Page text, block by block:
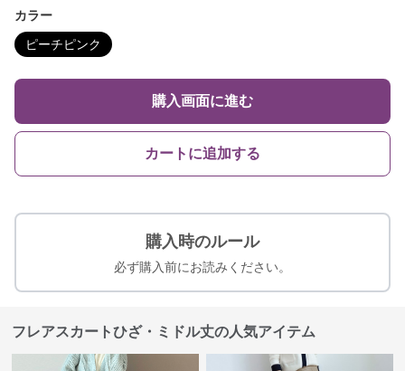
カラー
ピーチピンク
購入画面に進む
カートに追加する
購入時のルール
必ず購入前にお読みください。
フレアスカートひざ・ミドル丈の人気アイテム